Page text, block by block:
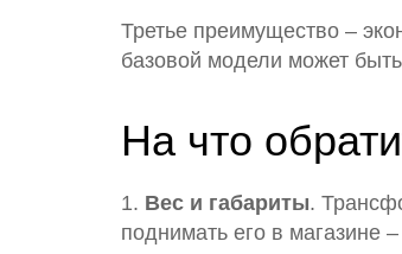
Третье преимущество –
базовой модели может
На что
1. Вес и габариты.
поднимать его в магазине